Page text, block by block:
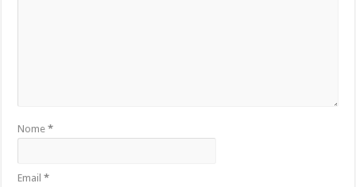
Nome*
Email*